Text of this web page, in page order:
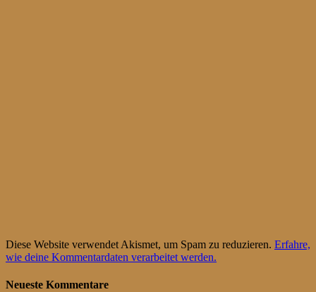
Diese Website verwendet Akismet, um Spam zu reduzieren. Erfahre,
wie deine Kommentardaten verarbeitet werden.
Neueste Kommentare